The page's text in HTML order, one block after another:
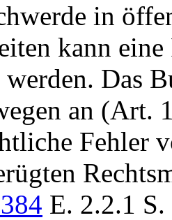
in
kann
Das
an (Art.
Fehler
E. 2.2.1